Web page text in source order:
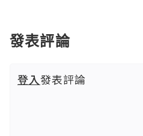
發表評論
登入發表評論